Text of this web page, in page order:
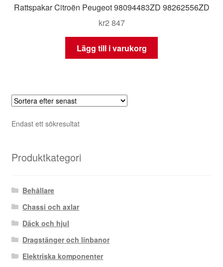
Rattspakar Citroën Peugeot 98094483ZD 98262556ZD
kr2 847
Lägg till i varukorg
Endast ett sökresultat
Produktkategori
Behållare
Chassi och axlar
Däck och hjul
Dragstänger och linbanor
Elektriska komponenter